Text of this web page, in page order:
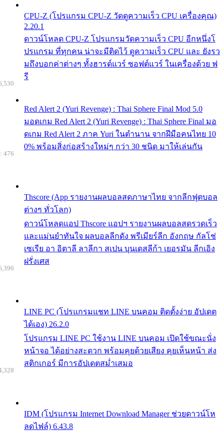
CPU-Z (โปรแกรม CPU-Z วัดดูความเร็ว CPU เครื่องคุณ)
2.20.1
ดาวน์โหลด CPU-Z โปรแกรมวัดความเร็ว CPU อีกหนึ่งโ
ปรแกรม ที่ทุกคน น่าจะมีติดไว้ ดูความเร็ว CPU และ ยังรว
มถึงบอกค่าต่างๆ ทั้งฮารด์แวร์ ซอฟต์แวร์ ในเครื่องด้วย ฟ
รี
Red Alert 2 (Yuri Revenge) : Thai Sphere Final Mod 5.0
มอดเกม Red Alert 2 (Yuri Revenge) : Thai Sphere Final มอ
ดเกม Red Alert 2 ภาค Yuri ในตำนาน จากฝีมือคนไทย 10
0% พร้อมสิ่งก่อสร้างใหม่ๆ กว่า 30 ชนิด มาให้เล่นกัน
Thscore (App รายงานผลบอลสดภาษาไทย จากลีกฟุตบอล
ต่างๆ ทั่วโลก)
ดาวน์โหลดแอป Thscore แอปฯ รายงานผลบอลสดรวดเร็ว
และแม่นยำทันใจ ผลบอลลีกดัง พรีเมียร์ลีก อังกฤษ กัลโช่
เซเรีย อา อิตาลี ลาลีกา สเปน บุนเดสลีก้า เยอรมัน ลีกเอิง
ฝรั่งเศส
476
LINE PC (โปรแกรมแชท LINE บนคอม ติดตั้งง่าย อัปเดต
ได้เอง) 26.2.0
โปรแกรม LINE PC ใช้งาน LINE บนคอม เปิดใช้ขณะนั่ง
หน้าจอ ได้อย่างสะดวก พร้อมคุยด้วยเสียง คุยเห็นหน้า ส่ง
สติกเกอร์ มีการอัปเดตสม่ำเสมอ
IDM (โปรแกรม Internet Download Manager ช่วยดาวน์โห
ลดไฟล์) 6.43.8